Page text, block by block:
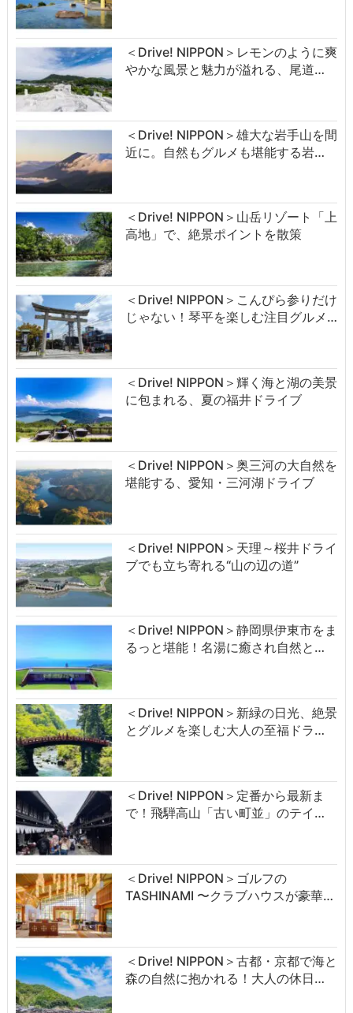
＜Drive! NIPPON＞レモンのように爽
やかな風景と魅力が溢れる、尾道…
＜Drive! NIPPON＞雄大な岩手山を間
近に。自然もグルメも堪能する岩…
＜Drive! NIPPON＞山岳リゾート「上
高地」で、絶景ポイントを散策
＜Drive! NIPPON＞こんぴら参りだけ
じゃない！琴平を楽しむ注目グルメ…
＜Drive! NIPPON＞輝く海と湖の美景
に包まれる、夏の福井ドライブ
＜Drive! NIPPON＞奥三河の大自然を
堪能する、愛知・三河湖ドライブ
＜Drive! NIPPON＞天理～桜井ドライ
ブでも立ち寄れる“山の辺の道”
＜Drive! NIPPON＞静岡県伊東市をま
るっと堪能！名湯に癒され自然と…
＜Drive! NIPPON＞新緑の日光、絶景
とグルメを楽しむ大人の至福ドラ…
＜Drive! NIPPON＞定番から最新ま
で！飛騨高山「古い町並」のテイ…
＜Drive! NIPPON＞ゴルフの
TASHINAMI 〜クラブハウスが豪華…
＜Drive! NIPPON＞古都・京都で海と
森の自然に抱かれる！大人の休日…